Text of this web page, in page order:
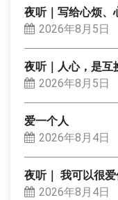
夜听｜写给心烦、
2026年8月5日
夜听｜人心，是互
2026年8月5日
爱一个人
2026年8月4日
夜听｜ 我可以很
2026年8月4日